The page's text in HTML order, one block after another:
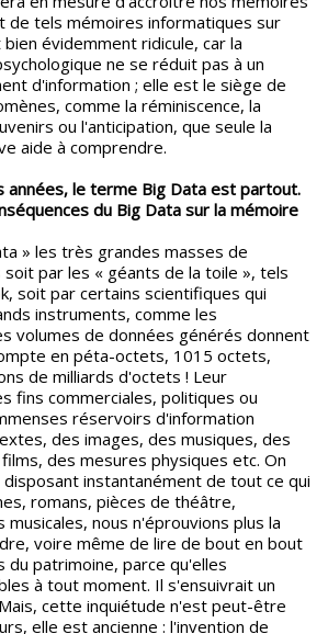
de tels mémoires informatiques sur
évidemment ridicule, car la
ne se réduit pas à un
d'information ; elle est le siège de
comme la réminiscence, la
ou l'anticipation, que seule la
aide à comprendre.
années, le terme Big Data est partout.
du Big Data sur la mémoire
» les très grandes masses de
par les « géants de la toile », tels
soit par certains scientifiques qui
instruments, comme les
volumes de données générés donnent
en péta-octets, 1015 octets,
de milliards d'octets ! Leur
fins commerciales, politiques ou
réservoirs d'information
des images, des musiques, des
des mesures physiques etc. On
instantanément de tout ce qui
romans, pièces de théâtre,
musicales, nous n'éprouvions plus la
voire même de lire de bout en bout
patrimoine, parce qu'elles
à tout moment. Il s'ensuivrait un
cette inquiétude n'est peut-être
elle est ancienne : l'invention de